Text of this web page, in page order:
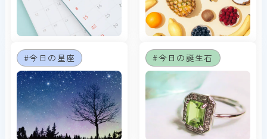
#今日の星座 #今日の誕生石